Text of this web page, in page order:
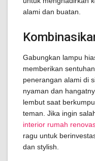
alami dan buatan.
Gabungkan lampu
memberikan
penerangan alami di
nyaman dan
lembut saat
teman. Jika ingin
interior rumah
ragu untuk
dan stylish.